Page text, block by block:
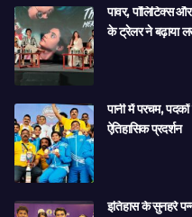
पावर, पॉलिटिक्स
के ट्रेलर ने बढ़ाया
पानी में परचम, पदकों
ऐतिहासिक प्रदर्शन
इतिहास के सुनहरे